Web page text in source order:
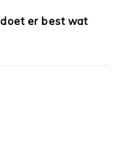
er best wat